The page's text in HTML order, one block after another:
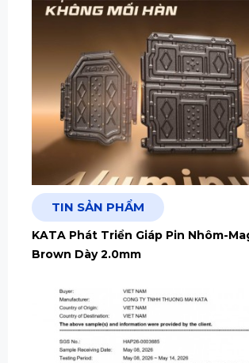
TIN SẢN PHẨM
KATA Phát Triển Giáp Pin Nhôm-
Brown Dày 2.0mm